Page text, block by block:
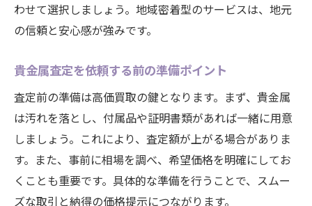
わせて選択しましょう。地域密着型のサービスは、地元
の信頼と安心感が強みです。
貴金属査定を依頼する前の準備ポイント
査定前の準備は高価買取の鍵となります。まず、貴金属
は汚れを落とし、付属品や証明書類があれば一緒に用意
しましょう。これにより、査定額が上がる場合がありま
す。また、事前に相場を調べ、希望価格を明確にしてお
くことも重要です。具体的な準備を行うことで、スムー
ズな取引と納得の価格提示につながります。